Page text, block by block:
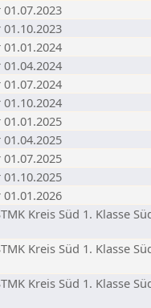
Kreis Süd 1. Klasse
Kreis Süd 1. Klasse
Kreis Süd 1. Klasse